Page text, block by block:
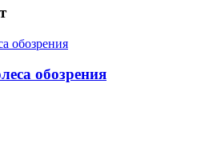
обозрения